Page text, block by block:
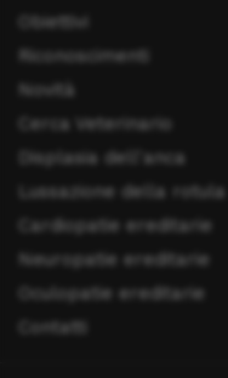
Obiettivi
Riconoscimenti
Novità
Cerca Veterinario
Displasia dell'anca
Lussazione della rotula
Cardiopatie ereditarie
Neuropatie ereditarie
Oculopatie ereditarie
Contatti